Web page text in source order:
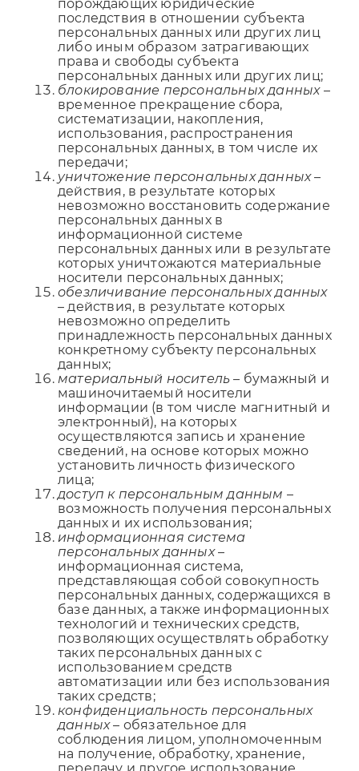
порождающих юридические
последствия в отношении субъекта
персональных данных или других лиц
либо иным образом затрагивающих
права и свободы субъекта
персональных данных или других лиц;
блокирование персональных данных –
временное прекращение сбора,
систематизации, накопления,
использования, распространения
персональных данных, в том числе их
передачи;
уничтожение персональных данных–
действия, в результате которых
невозможно восстановить содержание
персональных данных в
информационной системе
персональных данных или в результате
которых уничтожаются материальные
носители персональных данных;
обезличивание персональных данных
– действия, в результате которых
невозможно определить
принадлежность персональных данных
конкретному субъекту персональных
данных;
материальный носитель – бумажный и
машиночитаемый носители
информации (в том числе магнитный и
электронный), на которых
осуществляются запись и хранение
сведений, на основе которых можно
установить личность физического
лица;
доступ к персональным данным –
возможность получения персональных
данных и их использования;
информационная система
персональных данных–
информационная система,
представляющая собой совокупность
персональных данных, содержащихся в
базе данных, а также информационных
технологий и технических средств,
позволяющих осуществлять обработку
таких персональных данных с
использованием средств
автоматизации или без использования
таких средств;
конфиденциальность персональных
данных– обязательное для
соблюдения лицом, уполномоченным
на получение, обработку, хранение,